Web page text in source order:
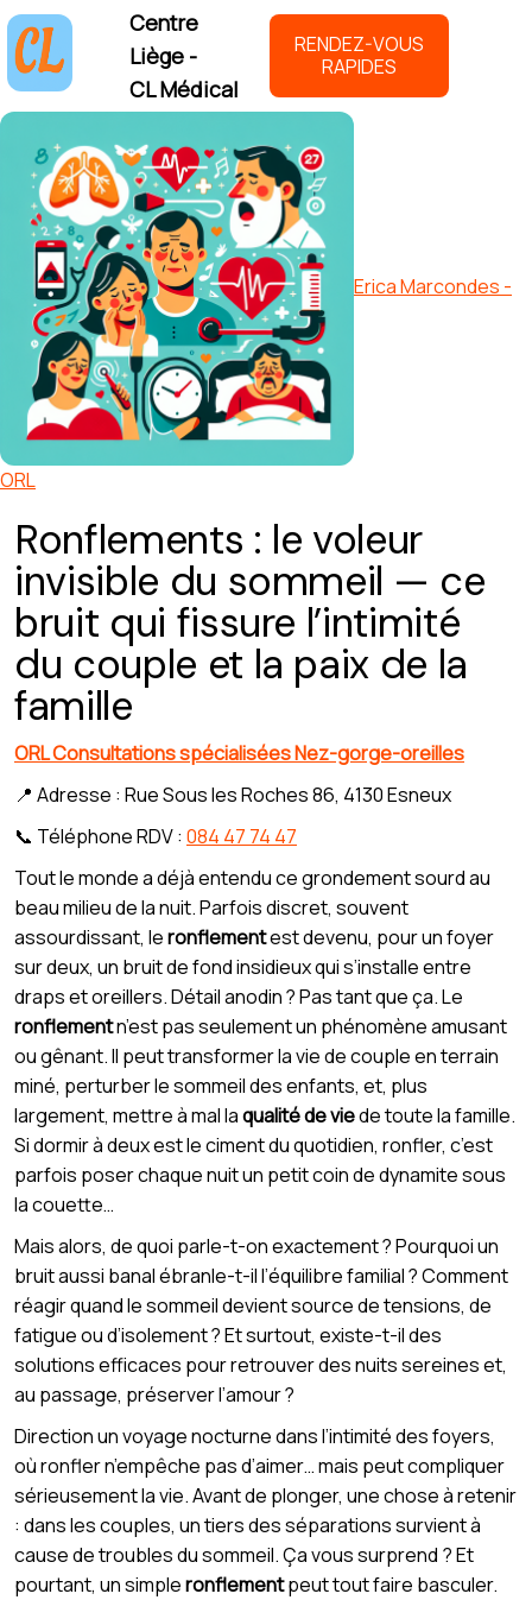
Centre
Liège -
CL Médical
RENDEZ-VOUS
RAPIDES
Erica Marcondes -
ORL
Ronflements : le voleur
invisible du sommeil — ce
bruit qui fissure l’intimité
du couple et la paix de la
famille
ORL Consultations spécialisées Nez-gorge-oreilles
📍 Adresse : Rue Sous les Roches 86, 4130 Esneux
📞 Téléphone RDV : 084 47 74 47
Tout le monde a déjà entendu ce grondement sourd au
beau milieu de la nuit. Parfois discret, souvent
assourdissant, leronflementest devenu, pour un foyer
sur deux, un bruit de fond insidieux qui s’installe entre
draps et oreillers. Détail anodin ? Pas tant que ça. Le
ronflementn’est pas seulement un phénomène amusant
ou gênant. Il peut transformer la vie de couple en terrain
miné, perturber le sommeil des enfants, et, plus
largement, mettre à mal laqualité de viede toute la famille.
Si dormir à deux est le ciment du quotidien, ronfler, c’est
parfois poser chaque nuit un petit coin de dynamite sous
la couette…
Mais alors, de quoi parle-t-on exactement ? Pourquoi un
bruit aussi banal ébranle-t-il l’équilibre familial ? Comment
réagir quand le sommeil devient source de tensions, de
fatigue ou d’isolement ? Et surtout, existe-t-il des
solutions efficaces pour retrouver des nuits sereines et,
au passage, préserver l’amour ?
Direction un voyage nocturne dans l’intimité des foyers,
où ronfler n’empêche pas d’aimer… mais peut compliquer
sérieusement la vie. Avant de plonger, une chose à retenir
: dans les couples, un tiers des séparations survient à
cause de troubles du sommeil. Ça vous surprend ? Et
pourtant, un simpleronflementpeut tout faire basculer.